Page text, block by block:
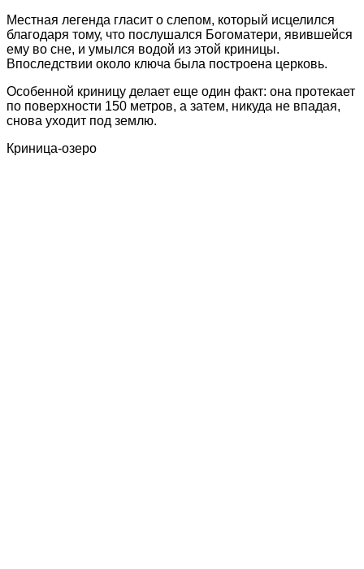
Местная легенда гласит о слепом, который исцелился
благодаря тому, что послушался Богоматери, явившейся
ему во сне, и умылся водой из этой криницы.
Впоследствии около ключа была построена церковь.
Особенной криницу делает еще один факт: она протекает
по поверхности 150 метров, а затем, никуда не впадая,
снова уходит под землю.
Криница-озеро